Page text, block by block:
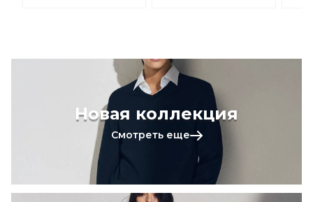
Новая коллекция
Смотреть еще